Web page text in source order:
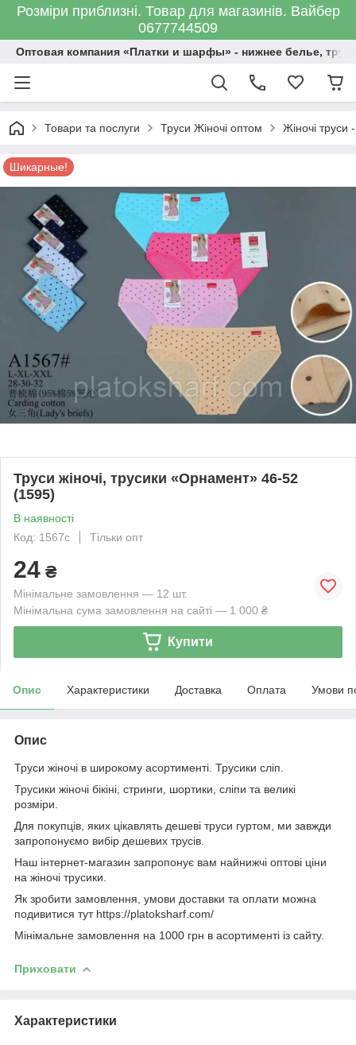
Розміри приблизні. Товар для магазинів. Вайбер
0677744509
Оптовая компания «Платки и шарфы» - нижнее белье,
Товари та послуги Труси Жіночі оптом Жіночі труси
Шикарные!
Труси жіночі, трусики «Орнамент» 46-52
(1595)
В наявності
Код: 1567с
Тільки опт
24 ₴
Мінімальне замовлення — 12 шт.
Мінімальна сума замовлення на сайті — 1 000 ₴
Купити
Опис Характеристики Доставка Оплата Умови
Опис
Труси жіночі в широкому асортименті. Трусики сліп.
Трусики жіночі бікіні, стринги, шортики, сліпи та великі
розміри.
Для покупців, яких цікавлять дешеві труси гуртом, ми завжди
запропонуємо вибір дешевих трусів.
Наш інтернет-магазин запропонує вам найнижчі оптові ціни
на жіночі трусики.
Як зробити замовлення, умови доставки та оплати можна
подивитися тут https://platoksharf.com/
Мінімальне замовлення на 1000 грн в асортименті із сайту.
Приховати
Характеристики